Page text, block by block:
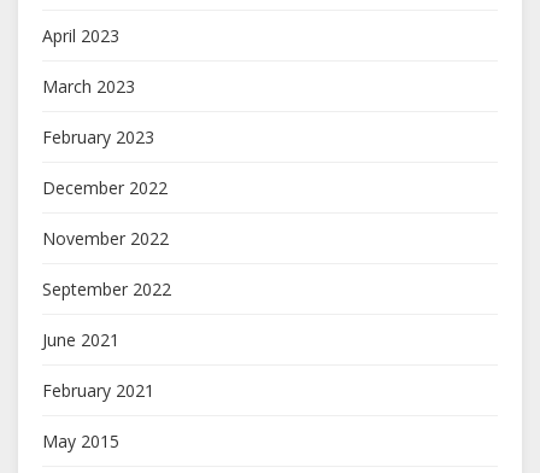
April 2023
March 2023
February 2023
December 2022
November 2022
September 2022
June 2021
February 2021
May 2015